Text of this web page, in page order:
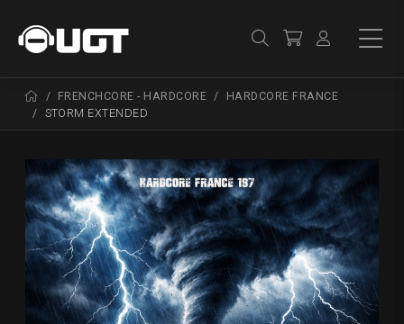
FRENCHCORE - HARDCORE
HARDCORE FRANCE
STORM EXTENDED